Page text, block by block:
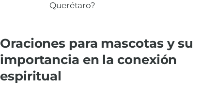
Querétaro?
Oraciones para mascotas y su
importancia en la conexión
espiritual